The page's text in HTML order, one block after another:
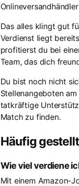
Das alles klingt gut
Verdienst liegt
profitierst du bei
Team, das dich
Du bist noch nicht
Stellenangeboten
tatkräftige
Match zu finden.
Häufig
Wie viel verdiene
Mit einem Amazon-